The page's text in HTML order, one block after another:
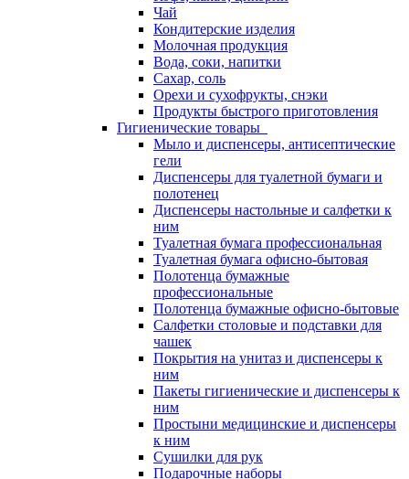
Чай
Кондитерские изделия
Молочная продукция
Вода, соки, напитки
Сахар, соль
Орехи и сухофрукты, снэки
Продукты быстрого приготовления
Гигиенические товары
Мыло и диспенсеры, антисептические
гели
Диспенсеры для туалетной бумаги и
полотенец
Диспенсеры настольные и салфетки к
ним
Туалетная бумага профессиональная
Туалетная бумага офисно-бытовая
Полотенца бумажные
профессиональные
Полотенца бумажные офисно-бытовые
Салфетки столовые и подставки для
чашек
Покрытия на унитаз и диспенсеры к
ним
Пакеты гигиенические и диспенсеры к
ним
Простыни медицинские и диспенсеры
к ним
Сушилки для рук
Подарочные наборы